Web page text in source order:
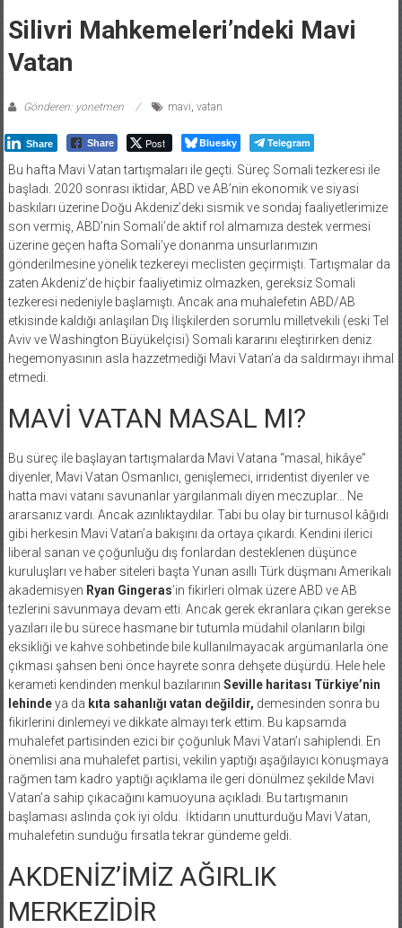
Silivri Mahkemeleri’ndeki Mavi
Vatan
Gönderen: yonetmen mavi vatan
Share Share Post Bluesky Telegram
Bu hafta Mavi Vatan tartışmaları ile geçti. Süreç Somali tezkeresi ile
başladı. 2020 sonrası iktidar, ABD ve AB’nin ekonomik ve siyasi
baskıları üzerine Doğu Akdeniz’deki sismik ve sondaj faaliyetlerimize
son vermiş, ABD’nin Somali’de aktif rol almamıza destek vermesi
üzerine geçen hafta Somali’ye donanma unsurlarımızın
gönderilmesine yönelik tezkereyi meclisten geçirmişti. Tartışmalar da
zaten Akdeniz’de hiçbir faaliyetimiz olmazken, gereksiz Somali
tezkeresi nedeniyle başlamıştı. Ancak ana muhalefetin ABD/AB
etkisinde kaldığı anlaşılan Dış İlişkilerden sorumlu milletvekili (eski Tel
Aviv ve Washington Büyükelçisi) Somali kararını eleştirirken deniz
hegemonyasının asla hazzetmediği Mavi Vatan’a da saldırmayı ihmal
etmedi.
MAVİ VATAN MASAL MI?
Bu süreç ile başlayan tartışmalarda Mavi Vatana “masal, hikâye”
diyenler, Mavi Vatan Osmanlıcı, genişlemeci, irridentist diyenler ve
hatta mavi vatanı savunanlar yargılanmalı diyen meczuplar… Ne
ararsanız vardı. Ancak azınlıktaydılar. Tabi bu olay bir turnusol kâğıdı
gibi herkesin Mavi Vatan’a bakışını da ortaya çıkardı. Kendini ilerici
liberal sanan ve çoğunluğu dış fonlardan desteklenen düşünce
kuruluşları ve haber siteleri başta Yunan asıllı Türk düşmanı Amerikalı
akademisyen Ryan Gingeras’in fikirleri olmak üzere ABD ve AB
tezlerini savunmaya devam etti. Ancak gerek ekranlara çıkan gerekse
yazıları ile bu sürece hasmane bir tutumla müdahil olanların bilgi
eksikliği ve kahve sohbetinde bile kullanılmayacak argümanlarla öne
çıkması şahsen beni önce hayrete sonra dehşete düşürdü. Hele hele
kerameti kendinden menkul bazılarının Seville haritası Türkiye’nin
lehindeya da kıta sahanlığı vatan değildir, demesinden sonra bu
fikirlerini dinlemeyi ve dikkate almayı terk ettim. Bu kapsamda
muhalefet partisinden ezici bir çoğunluk Mavi Vatan’ı sahiplendi. En
önemlisi ana muhalefet partisi, vekilin yaptığı aşağılayıcı konuşmaya
rağmen tam kadro yaptığı açıklama ile geri dönülmez şekilde Mavi
Vatan’a sahip çıkacağını kamuoyuna açıkladı. Bu tartışmanın
başlaması aslında çok iyi oldu. İktidarın unutturduğu Mavi Vatan,
muhalefetin sunduğu fırsatla tekrar gündeme geldi.
AKDENİZ’İMİZ AĞIRLIK
MERKEZİDİR